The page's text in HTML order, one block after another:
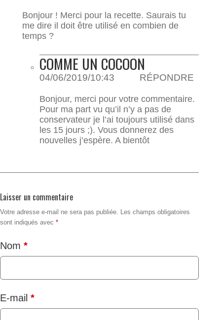
Bonjour ! Merci pour la recette. Saurais tu
me dire il doit être utilisé en combien de
temps ?
COMME UN COCOON
04/06/2019/10:43 RÉPONDRE
Bonjour, merci pour votre commentaire.
Pour ma part vu qu’il n’y a pas de
conservateur je l’ai toujours utilisé dans
les 15 jours ;). Vous donnerez des
nouvelles j’espère. A bientôt
Laisser un commentaire
Votre adresse e-mail ne sera pas publiée.
Les champs obligatoires
sont indiqués avec *
Nom *
E-mail *